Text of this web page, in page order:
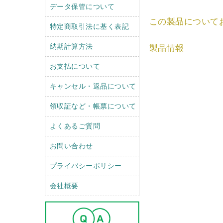
データ保管について
特定商取引法に基く表記
納期計算方法
お支払について
キャンセル・返品について
領収証など・帳票について
よくあるご質問
お問い合わせ
プライバシーポリシー
会社概要
この製品について
製品情報